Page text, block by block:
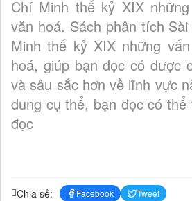
Chí Minh thế kỷ XIX
văn hoá. Sách phân tích
Minh thế kỷ XIX những
hoá, giúp bạn đọc có được
và sâu sắc hơn về lĩnh vực
dung cụ thể, bạn đọc có
đọc
Chia sẻ: Facebook Tweet